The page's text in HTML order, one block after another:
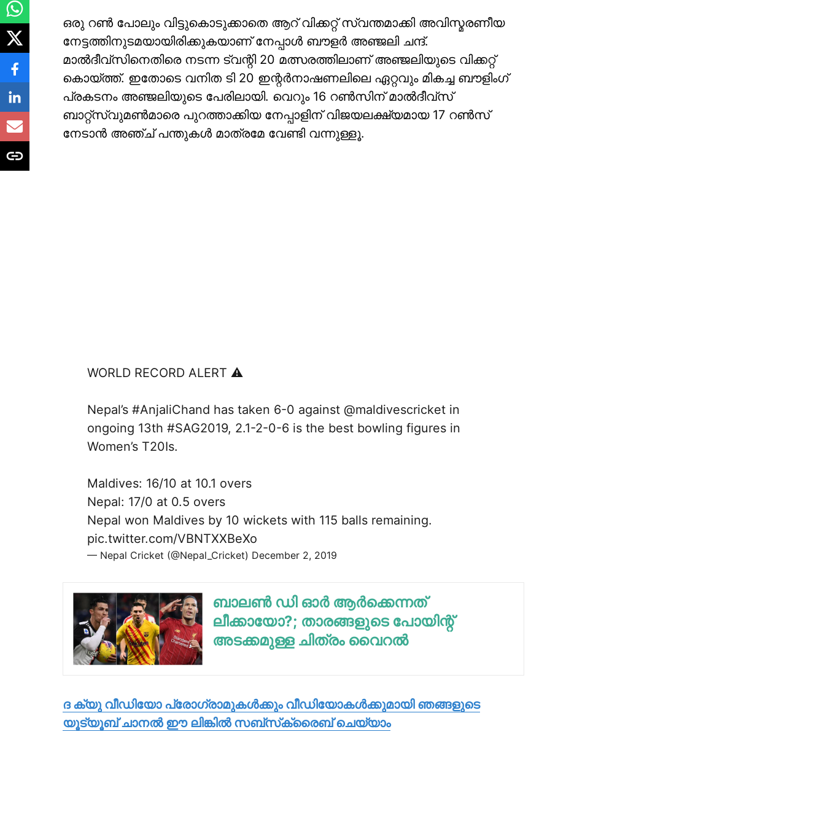
ഒരു റൺ പോലും വിട്ടുകൊടുക്കാതെ ആറ് വിക്കറ്റ് സ്വന്തമാക്കി അവിസ്മരണീയ
നേട്ടത്തിനുടമയായിരിക്കുകയാണ് നേപ്പാൾ ബൗളർ അഞ്ജലി ചന്ദ്.
മാൽദീവ്‌സിനെതിരെ നടന്ന ട്വന്റി 20 മത്സരത്തിലാണ് അഞ്ജലിയുടെ വിക്കറ്റ്
കൊയ്ത്ത്. ഇതോടെ വനിത ടി 20 ഇന്റർനാഷണലിലെ ഏറ്റവും മികച്ച ബൗളിംഗ്
പ്രകടനം അഞ്ജലിയുടെ പേരിലായി. വെറും 16 റൺസിന് മാൽദീവ്‌സ്
ബാറ്റ്‌സ്‌വുമണ്‍മാരെ പുറത്താക്കിയ നേപ്പാളിന് വിജയലക്ഷ്യമായ 17 റൺസ്
നേടാൻ അഞ്ച് പന്തുകൾ മാത്രമേ വേണ്ടി വന്നുള്ളൂ.
WORLD RECORD ALERT ⚠
Nepal’s #AnjaliChand has taken 6-0 against @maldivescricket in
ongoing 13th #SAG2019, 2.1-2-0-6 is the best bowling figures in
Women’s T20Is.
Maldives: 16/10 at 10.1 overs
Nepal: 17/0 at 0.5 overs
Nepal won Maldives by 10 wickets with 115 balls remaining.
pic.twitter.com/VBNTXXBeXo
— Nepal Cricket (@Nepal_Cricket) December 2, 2019
ബാലണ്‍ ഡി ഓര്‍ ആര്‍ക്കെന്നത്
ലീക്കായോ?; താരങ്ങളുടെ പോയിന്റ്
അടക്കമുള്ള ചിത്രം വൈറല്‍
ദ ക്യു വീഡിയോ പ്രോഗ്രാമുകള്‍ക്കും വീഡിയോകള്‍ക്കുമായി ഞങ്ങളുടെ
യൂട്യൂബ് ചാനല്‍ ഈ ലിങ്കില്‍ സബ്‌സ്‌ക്രൈബ് ചെയ്യാം